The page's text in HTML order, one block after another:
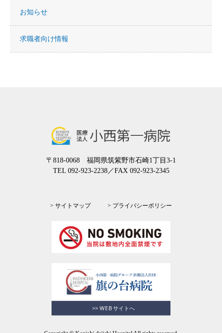
お知らせ
求職者向け情報
〒818-0068 福岡県筑紫野市石崎1丁目3-1
TEL 092-923-2238／FAX 092-923-2345
> サイトマップ > プライバシーポリシー